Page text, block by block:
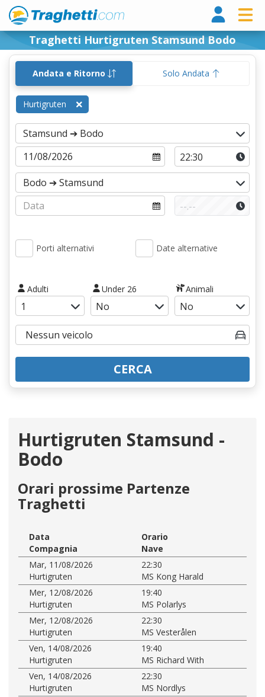
Traghetti Hurtigruten Stamsund Bodo
Andata e Ritorno Solo Andata
Hurtigruten
Porti alternativi Date alternative
Adulti Under 26 Animali
CERCA
Hurtigruten Stamsund -
Bodo
Orari prossime Partenze
Traghetti
Data
Orario
Compagnia
Nave
Mar, 11/08/2026
22:30
Hurtigruten
MS Kong Harald
Mer, 12/08/2026
19:40
Hurtigruten
MS Polarlys
Mer, 12/08/2026
22:30
Hurtigruten
MS Vesterålen
Ven, 14/08/2026
19:40
Hurtigruten
MS Richard With
Ven, 14/08/2026
22:30
Hurtigruten
MS Nordlys